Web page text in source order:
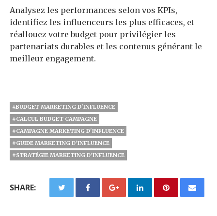
Analysez les performances selon vos KPIs,
identifiez les influenceurs les plus efficaces, et
réallouez votre budget pour privilégier les
partenariats durables et les contenus générant le
meilleur engagement.
#BUDGET MARKETING D'INFLUENCE
#CALCUL BUDGET CAMPAGNE
#CAMPAGNE MARKETING D'INFLUENCE
#GUIDE MARKETING D'INFLUENCE
#STRATÉGIE MARKETING D'INFLUENCE
SHARE: